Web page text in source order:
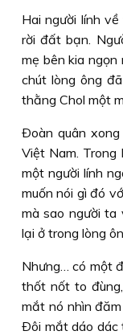
Hai người lính
rời đất bạn.
mẹ bên kia
chút lòng ông
thằng Chol một
Ðoàn quân
Việt Nam.
một người lính
muốn nói gì đó
mà sao người ta
lại ở trong lòng
Nhưng… có một
thốt nốt to
mắt nó nhìn
Ðôi mắt dáo dác